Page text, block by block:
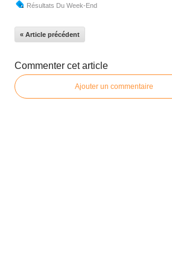
Résultats Du Week-End
« Article précédent
Commenter cet article
Ajouter un commentaire